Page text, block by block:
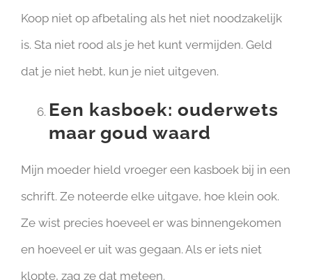
Koop niet op afbetaling als het niet noodzakelijk
is. Sta niet rood als je het kunt vermijden. Geld
dat je niet hebt, kun je niet uitgeven.
Een kasboek: ouderwets
maar goud waard
Mijn moeder hield vroeger een kasboek bij in een
schrift. Ze noteerde elke uitgave, hoe klein ook.
Ze wist precies hoeveel er was binnengekomen
en hoeveel er uit was gegaan. Als er iets niet
klopte, zag ze dat meteen.